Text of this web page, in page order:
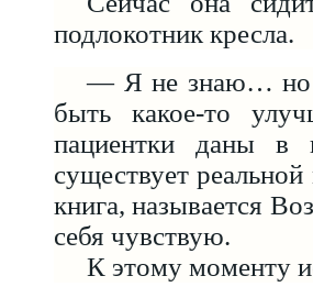
подлокотник кресла.
— Я не знаю… но
быть какое-то
пациентки даны в
существует
книга, называется
себя чувствую.
К этому моменту